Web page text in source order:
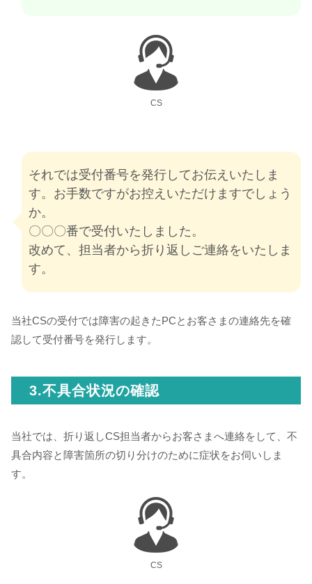
CS
それでは受付番号を発行してお伝えいたしま
す。お手数ですがお控えいただけますでしょう
か。
〇〇〇番で受付いたしました。
改めて、担当者から折り返しご連絡をいたしま
す。
当社CSの受付では障害の起きたPCとお客さまの連絡先を確
認して受付番号を発行します。
3.不具合状況の確認
当社では、折り返しCS担当者からお客さまへ連絡をして、不
具合内容と障害箇所の切り分けのために症状をお伺いしま
す。
CS